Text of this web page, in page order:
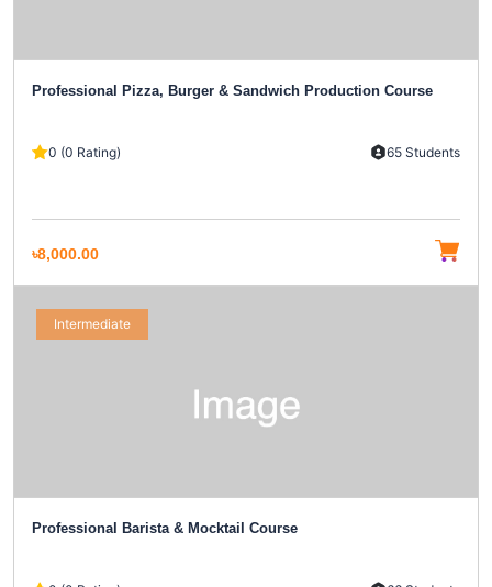
Professional Pizza, Burger & Sandwich Production Course
0 (0 Rating) 65 Students
৳8,000.00
Intermediate
Professional Barista & Mocktail Course